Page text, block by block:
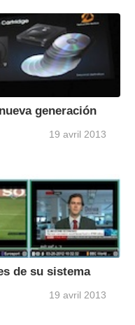
generación
19 avril 2013
de su sistema
19 avril 2013